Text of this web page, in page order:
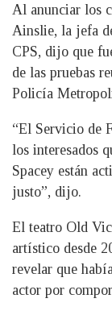
Al anunciar los
Ainslie, la jefa
CPS, dijo que
de las pruebas
Policía
“El Servicio de
los interesados
Spacey están
justo”, dijo.
El teatro Old
artístico desde
revelar que
actor por